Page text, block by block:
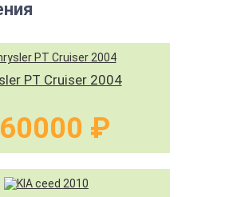
PT Cruiser 2004
₽